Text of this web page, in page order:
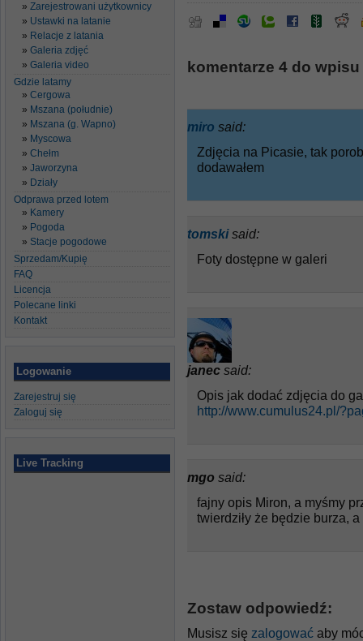
Zarejestrowani użytkownicy
Ustawki na latanie
Relacje z latania
Galeria zdjęć
Galeria video
Gdzie latamy
Cergowa
Mszana (południe)
Mszana (g. Wapno)
Myscowa
Chełm
Jaworzyna
Działy
Odprawa przed lotem
Kamery
Pogoda
Stacje pogodowe
Sprzedam/Kupię
FAQ
Licencja
Polecane linki
Kontakt
Logowanie
Zarejestruj się
Zaloguj się
Live Tracking
komentarze 4 do wpisu
miro said:
Zdjęcia na Picasie, tak
dodawałem
tomski said:
Foty dostępne w galeri
janec said:
Opis jak dodać zdjęcia do
http://www.cumulus24.pl/
mgo said:
fajny opis Miron, a myśmy
twierdziły że będzie burza, a
Zostaw odpowiedź:
Musisz się zalogować aby